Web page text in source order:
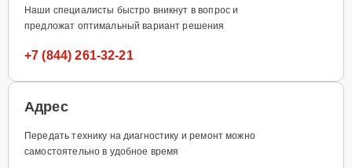
Наши специалисты быстро вникнут в вопрос и
предложат оптимальный вариант решения
+7 (844) 261-32-21
Адрес
Передать технику на диагностику и ремонт можно
самостоятельно в удобное время